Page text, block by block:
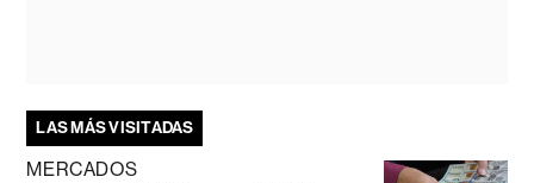
LAS MÁS VISITADAS
MERCADOS